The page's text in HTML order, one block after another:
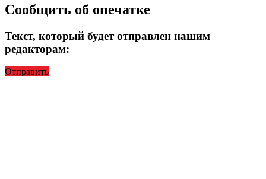
Сообщить об опечатке
Текст, который будет отправлен нашим
редакторам:
Отправить